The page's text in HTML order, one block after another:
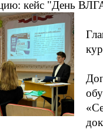
кейс "День